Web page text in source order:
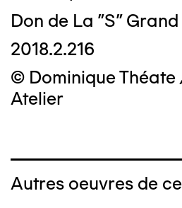
Don de La "S"
2018.2.216
© Dominique
Atelier
Autres oeuvres de